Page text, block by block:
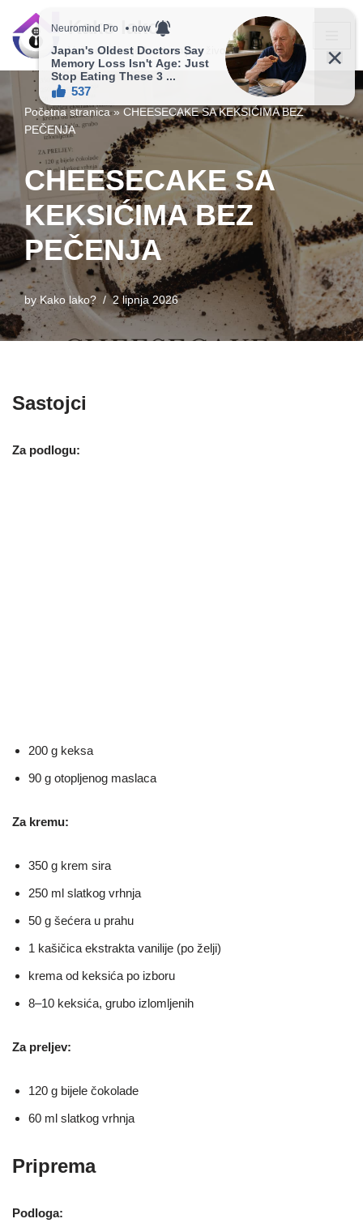
Skip
content
Kako lako?
Vaš vodič ka jednostavnijem životu!
Početna stranica»CHEESECAKE SA KEKSIĆIMA BEZ
PEČENJA
CHEESECAKE SA
KEKSIĆIMA BEZ
PEČENJA
byKako lako? 2 lipnja 2026
Sastojci
Za podlogu:
200 g keksa
90 g otopljenog maslaca
Za kremu:
350 g krem sira
250 ml slatkog vrhnja
50 g šećera u prahu
1 kašičica ekstrakta vanilije (po želji)
krema od keksića po izboru
8–10 keksića, grubo izlomljenih
Za preljev:
120 g bijele čokolade
60 ml slatkog vrhnja
Priprema
Podloga: